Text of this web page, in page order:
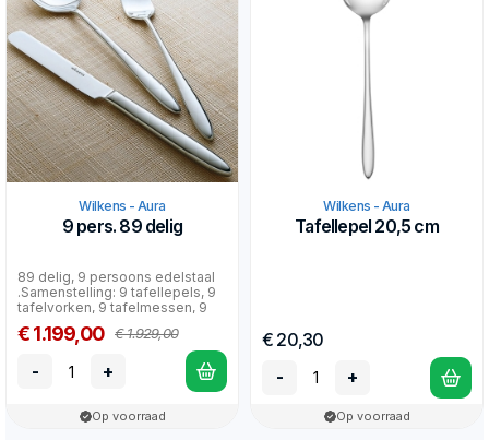
Wilkens - Aura
9 pers. 89 delig
89 delig, 9 persoons edelstaal
.Samenstelling: 9 tafellepels, 9
tafelvorken, 9 tafelmessen, 9
€ 1.199,00 € 1.929,00
- +
Op voorraad
Wilkens - Aura
Tafellepel 20,5 cm
€ 20,30
-
+
Op voorraad